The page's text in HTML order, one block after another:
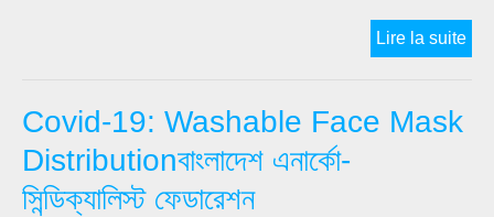
Lire la suite
Covid-19: Washable Face Mask
Distributionবাংলাদেশ এনার্কো-
সিন্ডিক্যালিস্ট ফেডারেশন